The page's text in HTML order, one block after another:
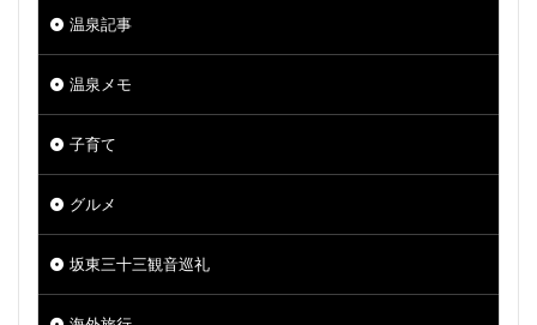
温泉記事
温泉メモ
子育て
グルメ
坂東三十三観音巡礼